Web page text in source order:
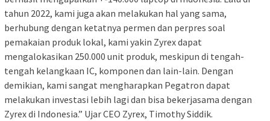
tahun 2022, kami juga akan melakukan hal yang sama,
berhubung dengan ketatnya permen dan perpres soal
pemakaian produk lokal, kami yakin Zyrex dapat
mengalokasikan 250.000 unit produk, meskipun di tengah-
tengah kelangkaan IC, komponen dan lain-lain. Dengan
demikian, kami sangat mengharapkan Pegatron dapat
melakukan investasi lebih lagi dan bisa bekerjasama dengan
Zyrex di Indonesia.” Ujar CEO Zyrex, Timothy Siddik.